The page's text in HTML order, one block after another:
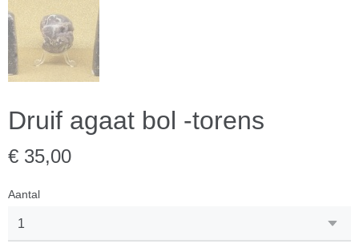
Druif agaat bol -torens
€ 35,00
Aantal